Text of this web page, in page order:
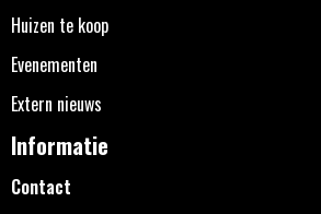
Huizen te koop
Evenementen
Extern nieuws
Informatie
Contact